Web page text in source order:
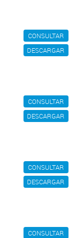
CONSULTAR
DESCARGAR
CONSULTAR
DESCARGAR
CONSULTAR
DESCARGAR
CONSULTAR